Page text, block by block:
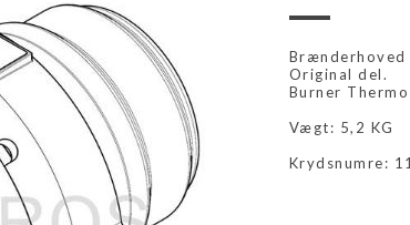
Brænderhoved
Original del.
Burner
Vægt: 5,2 KG
Krydsnumre: